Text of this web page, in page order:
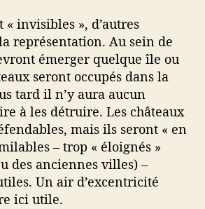
« invisibles », d’autres
représentation. Au sein de
émerger quelque île ou
seront occupés dans la
tard il n’y aura aucun
à les détruire. Les châteaux
mais ils seront « en
– trop « éloignés »
des anciennes villes) –
Un air d’excentricité
ici utile.